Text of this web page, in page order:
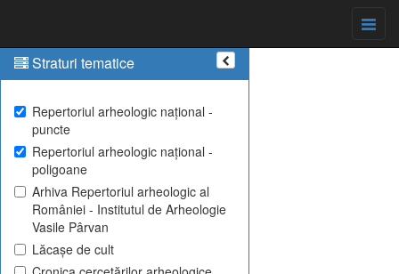
Straturi tematice
Repertoriul arheologic național -
puncte
Repertoriul arheologic național -
poligoane
Arhiva Repertoriul arheologic al
României - Institutul de Arheologie
Vasile Pârvan
Lăcașe de cult